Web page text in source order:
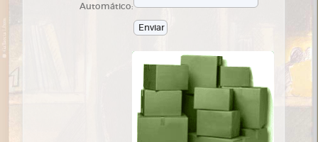
Automático: